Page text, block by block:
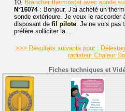
10. Brancher thermostat avec sonde
N°16074: Bonjour, J'ai acheté un
sonde extérieure. Je veux le raccorder
disposant de fil pilote. Je ne vois pas
préfère solliciter la...
>>> Résultats suivants pour :
radiateur Chaleur
Fiches techniques et